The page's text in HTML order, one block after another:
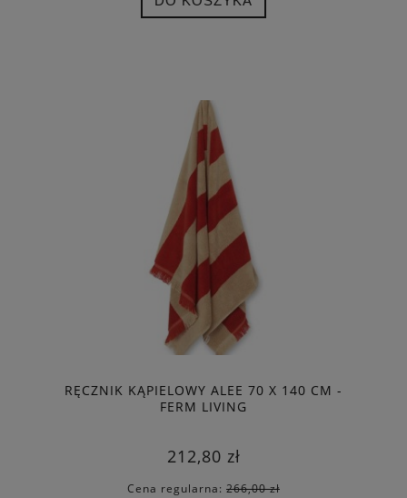
RĘCZNIK KĄPIELOWY ALEE 70 X 140 CM -
FERM LIVING
212,80 zł
Cena regularna: 266,00 zł